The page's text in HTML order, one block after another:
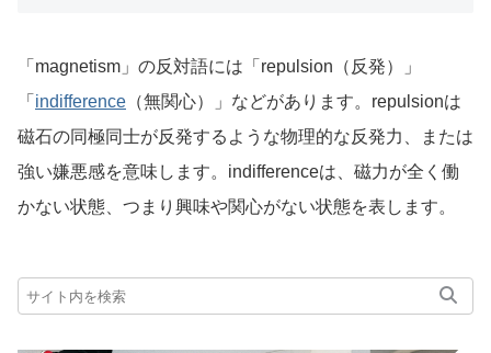
「magnetism」の反対語には「repulsion（反発）」
「 indifference （無関心）」などがあります。repulsionは
磁石の同極同士が反発するような物理的な反発力、または
強い嫌悪感を意味します。indifferenceは、磁力が全く働
かない状態、つまり興味や関心がない状態を表します。